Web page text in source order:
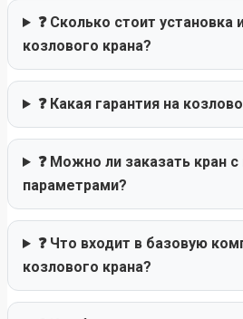
❓ Сколько стоит
козлового крана?
❓ Какая гарантия на
❓ Можно ли заказать кран
параметрами?
❓ Что входит в базовую
козлового крана?